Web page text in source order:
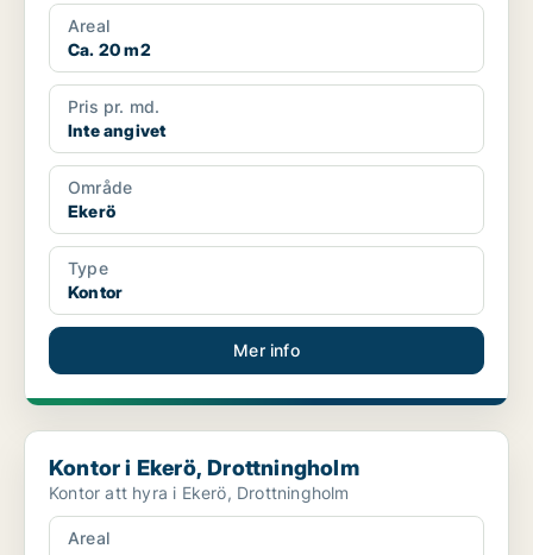
Areal
Ca. 20 m2
Pris pr. md.
Inte angivet
Område
Ekerö
Type
Kontor
Mer info
Kontor i Ekerö, Drottningholm
Kontor i Ekerö, Drottningholm
Kontor att hyra i Ekerö, Drottningholm
Areal